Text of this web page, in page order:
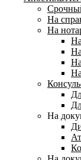
На
На
На